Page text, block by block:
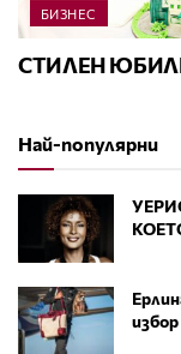
БИЗНЕС
СТИЛЕН
Най-популярни
избор